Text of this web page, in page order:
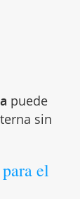
puede
sin
el